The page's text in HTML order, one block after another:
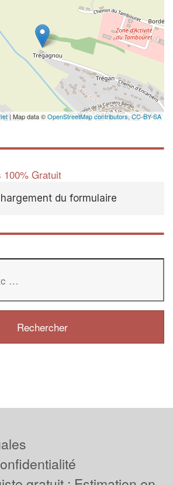
| Map data ©OpenStreetMap contributors,CC-BY-SA
100% Gratuit
du formulaire